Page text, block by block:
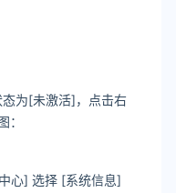
为[未激活]，点击右
：
心] 选择 [系统信息]